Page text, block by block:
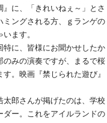
に、「きれいねぇ～」とさ
ミングされる方、ｇランゲの
ます。
特に、皆様にお聞かせしたか
のみの演奏ですが、まるで桜
。映画『禁じられた遊び』
郎さんが掲げたのは、学校
ー。これをアイルランドの